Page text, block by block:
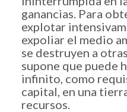
ganancias. Para
explotar
expoliar el medio
se destruyen a
supone que puede
infinito, como
capital, en una
recursos.